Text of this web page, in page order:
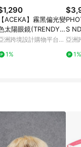
改條款與法律
【ACEKA】霧黑偏光變
太陽眼鏡(TRENDY
閒運動系列)
洲跨境設計購物平台
1%
S
亞洲
1%